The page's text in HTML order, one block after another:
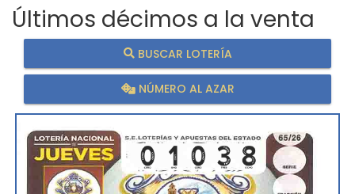
Últimos décimos a la venta
BUSCAR LOTERÍA
NÚMERO AL AZAR